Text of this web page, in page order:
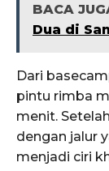
BACA
Dua di
Dari
pintu rimba
menit.
dengan jalur
menjadi ciri